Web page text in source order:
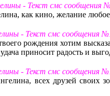
- Текст смс сообщения
как кино, желание
- Текст смс сообщения
рождения хотим
приносит радость и
- Текст смс сообщения
всех друзей своих